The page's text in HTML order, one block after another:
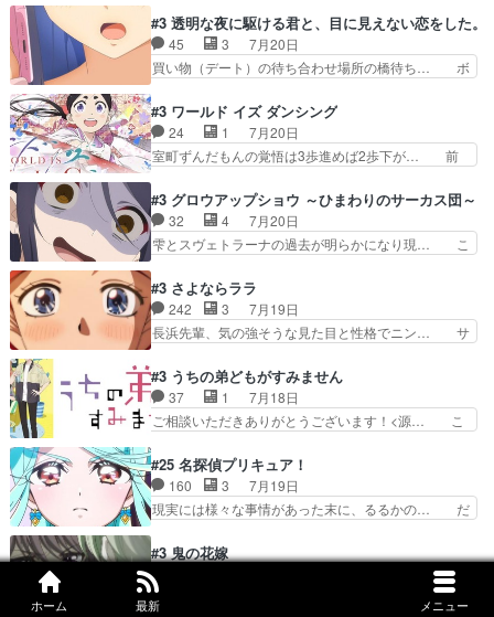
ホーム 最新 メニュー
えてみんなで物作りで一気に… 作画は最高なのに
話がつまらない。やっぱ京… 天下り式に竹のフィ
ラメントが出てきたのは…
はアストレアの野望による性転換、後半… アスト
レア君の作戦に皆巻き込まれてて草捕… アストレ
アが作った薬によって男女入れ替わ… アルトレア
がポルックスのこと好きとは言え… アストレアが
払い騒動と賑やかでいいねw… 偉大な父を持つが
故の悩(独自のおっぱい論… 鉄板中の鉄板、性転
換と酩酊ネタの二連発(…
#3 透明な夜に駆ける君と、目に見えない恋をした。
45 3
7月20日
買い物（デート）の待ち合わせ場所の橋待ち… ボ
を照らす打ち上げ花火。人混みの中、み… どんど
んキュンが増えていく展開に毎回わく… ちょこっ
と書ければと風が吹き手元にあった… 』は、率直
に言って脚本と演出が悪いと思う… 小春の目が見
と、空野の億劫さがリアルだ… かけると小春、二
人が一緒に過ごす時間が描… ヒロインの目が不自
由だから音を大切にして…
#3 ワールド イズ ダンシング
24 1
7月20日
室町ずんだもんの覚悟は3歩進めば2歩下が… 前
が主人公の漫画がアニメになったらし… 壮絶だっ
た…30分で2時間の映画のように… すべての表現
がピタリと揃った傑作本当に素… たまに現れて謎
のアドバイスをしてくれるお… 可愛いキャラデザ
とが決まる。更に父から… 再び鬼夜叉を導く、素
性不明の彼の名前を知… 恵まれた身分に甘え、修
練を怠るキャラは苦…
#3 グロウアップショウ ～ひまわりのサーカス団～
32 4
7月20日
雫とスヴェトラーナの過去が明らかになり現… こ
県豊川市付近が舞台なのか～現地にも出… 前回に
引き続き、今回もおぱんつであります… キャラク
ターが可愛いのはもちろん、ストー… 皇ではなく
ひまわりを蔑ろにして皇に乗り換… 傷跡なんか、
外あまり見どころがない。1… いや～、めちゃく
ちゃおもしろいね。瑞佳は… キャラデザが映える
のは勿論だけど脚本に歩…
#3 さよならララ
242 3
7月19日
長浜先輩、気の強そうな見た目と性格でニン… サ
なったからユリ確定！＼(^o^)／ラ… プロローグ
的な１話、２話からの浮世離れし… 茉里のボクシ
ングにかける真摯さ格好良かっ… 今回はゲストが
２名！ワンピースの作画さん… あほって言う茉里
母親を失い、アウェーの… ３話の地味に好きポイ
ントは、冒頭でララが… ボクシング部部員たちの
設定を公開！辻さん…
#3 うちの弟どもがすみません
37 1
7月18日
ご相談いただきありがとうございます！<源… こ
家事を頑張り過ぎてテストの結果が酷く… 糸ちゃ
んと源くん、類くんのお買い物シーン… ３話にし
てもう普通に物語が楽しみになっち… 類くんの将
来の夢が微笑ましいまだまだ甘え… 前髪ぱっつん
活するようになってからの話… 最後の「かわい
い」の破壊力よ…あれは成田… 糸と4人の弟の関
わり方がどう変化していく…
#25 名探偵プリキュア！
160 3
7月19日
現実には様々な事情があった末に、るるかの… だ
レール編の始まり、エリザさんの回で「… 「マジ
ラ」と言えば同時上映の「公タロウ」… キュアエ
クレールはやっぱりくれあだったか… エクレール
は誰だ編、遂に答え合わせの時だ… これで自分も
#3 鬼の花嫁
家を出て祖父母の幼女になることを決意した… 花